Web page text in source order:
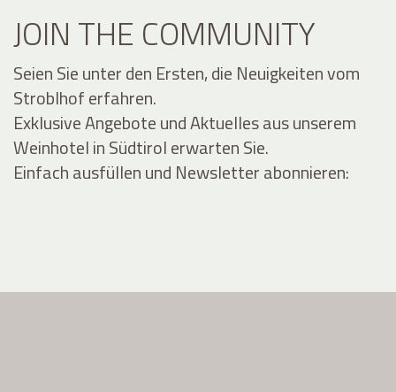
JOIN THE COMMUNITY
Seien Sie unter den Ersten, die Neuigkeiten vom
Stroblhof erfahren.
Exklusive Angebote und Aktuelles aus unserem
Weinhotel in Südtirol erwarten Sie.
Einfach ausfüllen und Newsletter abonnieren: